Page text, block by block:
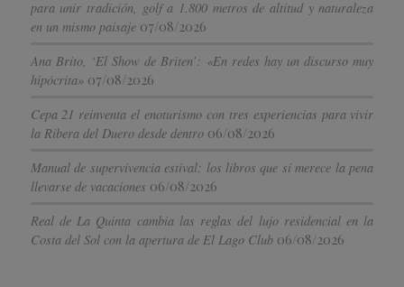
para unir tradición, golf a 1.800 metros de altitud y naturaleza
en un mismo paisaje 07/08/2026
Ana Brito, ‘El Show de Briten’: «En redes hay un discurso muy
hipócrita» 07/08/2026
Cepa 21 reinventa el enoturismo con tres experiencias para vivir
la Ribera del Duero desde dentro 06/08/2026
Manual de supervivencia estival: los libros que sí merece la pena
llevarse de vacaciones 06/08/2026
Real de La Quinta cambia las reglas del lujo residencial en la
Costa del Sol con la apertura de El Lago Club 06/08/2026